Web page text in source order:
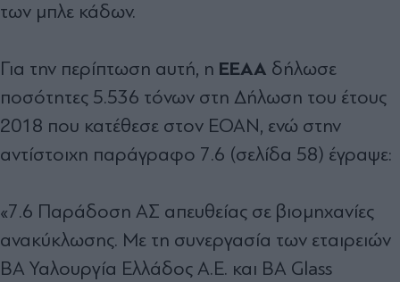
των µπλε κάδων.
Για την περίπτωση αυτή, η ΕΕΑΑ δήλωσε
ποσότητες 5.536 τόνων στη ∆ήλωση του έτους
2018 που κατέθεσε στον ΕΟΑΝ, ενώ στην
αντίστοιχη παράγραφο 7.6 (σελίδα 58) έγραψε:
«7.6 Παράδοση ΑΣ απευθείας σε βιοµηχανίες
ανακύκλωσης. Με τη συνεργασία των εταιρειών
BA Υαλουργία Ελλάδος Α.Ε. και ΒΑ Glass